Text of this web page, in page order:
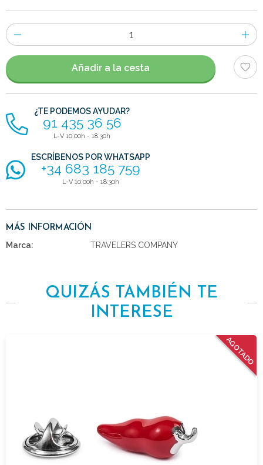
Número
de
artículos
Añadir a la cesta
¿TE PODEMOS AYUDAR?
91 435 36 56
L-V 10:00h - 18:30h
ESCRÍBENOS POR WHATSAPP
+34 683 185 759
L-V 10:00h - 18:30h
MÁS INFORMACIÓN
Marca: TRAVELERS COMPANY
QUIZÁS TAMBIÉN TE
INTERESE
AGOTADO